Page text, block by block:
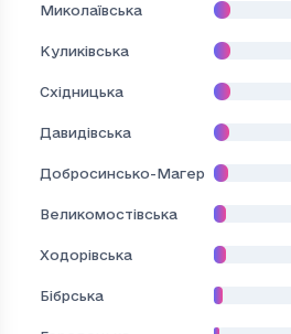
Миколаївська
Куликівська
Східницька
Давидівська
Добросинсько-Магерівська
Великомостівська
Ходорівська
Бібрська